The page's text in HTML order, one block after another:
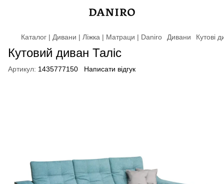
Каталог | Дивани | Ліжка | Матраци | Daniro Дивани Кутові
Кутовий диван Таліс
Артикул: 1435777150 Написати відгук